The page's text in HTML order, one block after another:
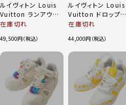
ルイヴィトン Louis
Vuitton ランアウェ
イ モノグラム レザー
ホワイト 38
在庫切れ
49,500
ルイヴィトン Louis
Vuitton ドロップス
ライン ラバー モノグ
1A8QUY ブラック
36
在庫切れ
44,000